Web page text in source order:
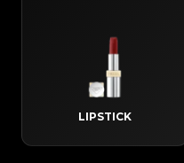
LIPSTICK